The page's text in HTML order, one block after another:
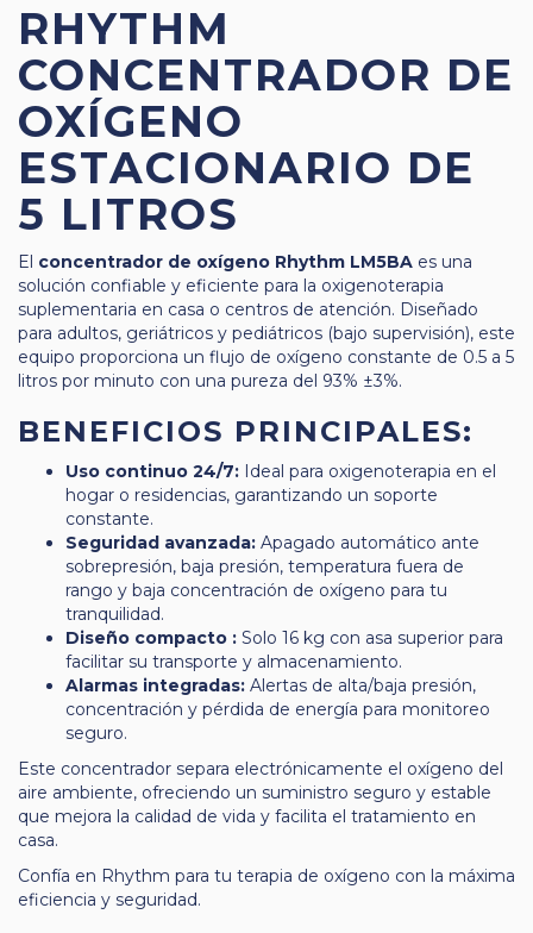
RHYTHM
CONCENTRADOR DE
OXÍGENO
ESTACIONARIO DE
5 LITROS
El concentrador de oxígeno Rhythm LM5BA es una
solución confiable y eficiente para la oxigenoterapia
suplementaria en casa o centros de atención. Diseñado
para adultos, geriátricos y pediátricos (bajo supervisión), este
equipo proporciona un flujo de oxígeno constante de 0.5 a 5
litros por minuto con una pureza del 93% ±3%.
BENEFICIOS PRINCIPALES:
Uso continuo 24/7: Ideal para oxigenoterapia en el
hogar o residencias, garantizando un soporte
constante.
Seguridad avanzada: Apagado automático ante
sobrepresión, baja presión, temperatura fuera de
rango y baja concentración de oxígeno para tu
tranquilidad.
Diseño compacto : Solo 16 kg con asa superior para
facilitar su transporte y almacenamiento.
Alarmas integradas: Alertas de alta/baja presión,
concentración y pérdida de energía para monitoreo
seguro.
Este concentrador separa electrónicamente el oxígeno del
aire ambiente, ofreciendo un suministro seguro y estable
que mejora la calidad de vida y facilita el tratamiento en
casa.
Confía en Rhythm para tu terapia de oxígeno con la máxima
eficiencia y seguridad.